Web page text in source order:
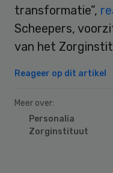
transformatie”,
Scheepers,
van het
Reageer op dit artikel
Meer over:
Personalia
Zorginstituut